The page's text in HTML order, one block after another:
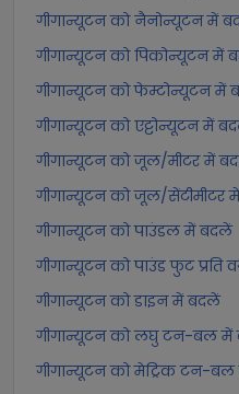
गीगान्यूटन को नैनोन्यूटन में
गीगान्यूटन को पिकोन्यूटन में
गीगान्यूटन को फेम्टोन्यूटन में
गीगान्यूटन को एट्टोन्यूटन में
गीगान्यूटन को जूल/मीटर में
गीगान्यूटन को जूल/सेंटीमीटर
गीगान्यूटन को पाउंडल में बदलें
गीगान्यूटन को पाउंड फुट प्रति
गीगान्यूटन को डाइन में बदलें
गीगान्यूटन को लघु टन-बल में
गीगान्यूटन को मेट्रिक टन-